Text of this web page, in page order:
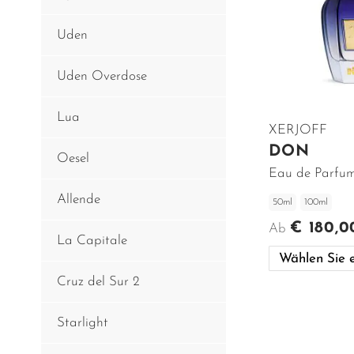
XERJOFF
DON
Eau de
50ml 100ml
Ab €
IN DEN WARENKORB
Uden
Uden Overdose
Lua
Oesel
Allende
La Capitale
Cruz del Sur 2
Starlight